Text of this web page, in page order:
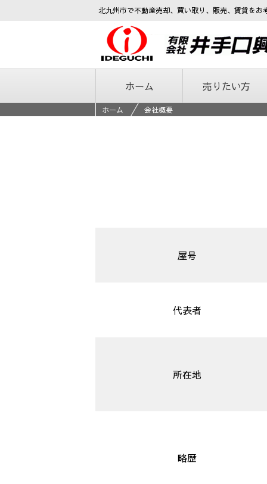
北九州市で不動産売却、買い取り、販売、賃貸を
ホーム 売りたい方
ホーム 会社概要
屋号
代表者
所在地
略歴